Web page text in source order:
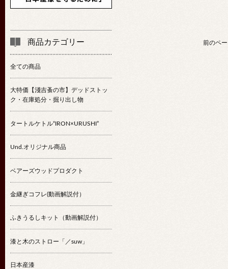
前のペ
商品カテゴリー
全ての商品
大特価【淺吉蚤の市】デッドストッ
ク・在庫処分・掘り出し物
タートルケトル“IRON×URUSHI”
Und.オリジナル商品
ベアーズウッドプロダクト
金継ぎコフレ(動画解説付）
ふきうるしキット（動画解説付）
漆と木のストロー「／suw」
日本産漆